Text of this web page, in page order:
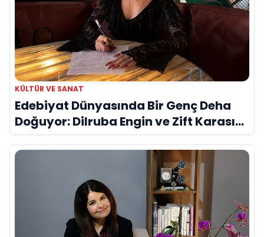
KÜLTÜR VE SANAT
Edebiyat Dünyasında Bir Genç Deha
Doğuyor: Dilruba Engin ve Zift Karası
Evreni ‘AVENOİR’